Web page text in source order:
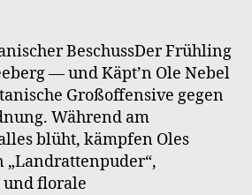
BeschussDer Frühling
— und Käpt’n Ole Nebel
Großoffensive gegen
Während am
blüht, kämpfen Oles
„Landrattenpuder“,
florale